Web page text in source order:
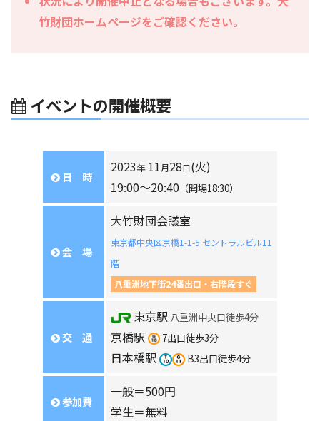
竹財団ホームページをご確認ください。
イベントの開催概要
日 時
2023年11月28日(火)
19:00〜20:40 （開場18:30）
会 場
大竹財団会議室
東京都中央区京橋1-1-5 セントラルビル11
階
八重洲地下街24番出口・右階段すぐ
交 通
東京駅 八重洲中央口徒歩4分
京橋駅 7出口徒歩3分
日本橋駅 B3出口徒歩4分
参加費
一般＝500円
学生＝無料